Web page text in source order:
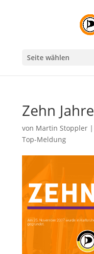
Seite wählen
Zehn Jahre
von Martin Stoppler|
Top-Meldung